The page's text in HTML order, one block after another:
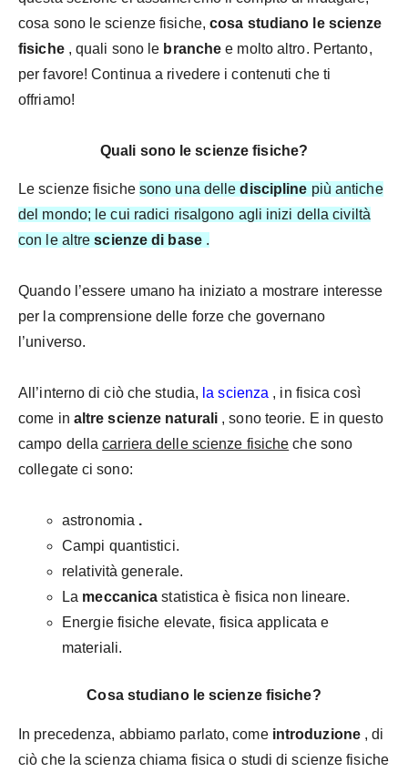
cosa sono le scienze fisiche, cosa studiano le scienze
fisiche , quali sono le branche e molto altro. Pertanto,
per favore! Continua a rivedere i contenuti che ti
offriamo!
Quali sono le scienze fisiche?
Le scienze fisiche sono una delle discipline più antiche
del mondo; le cui radici risalgono agli inizi della civiltà
con le altre scienze di base .
Quando l’essere umano ha iniziato a mostrare interesse
per la comprensione delle forze che governano
l’universo.
All’interno di ciò che studia, la scienza , in fisica così
come in altre scienze naturali , sono teorie. E in questo
campo dellacarriera delle scienze fisiche che sono
collegate ci sono:
astronomia .
Campi quantistici.
relatività generale.
La meccanica statistica è fisica non lineare.
Energie fisiche elevate, fisica applicata e
materiali.
Cosa studiano le scienze fisiche?
In precedenza, abbiamo parlato, come introduzione , di
ciò che la scienza chiama fisica o studi di scienze fisiche